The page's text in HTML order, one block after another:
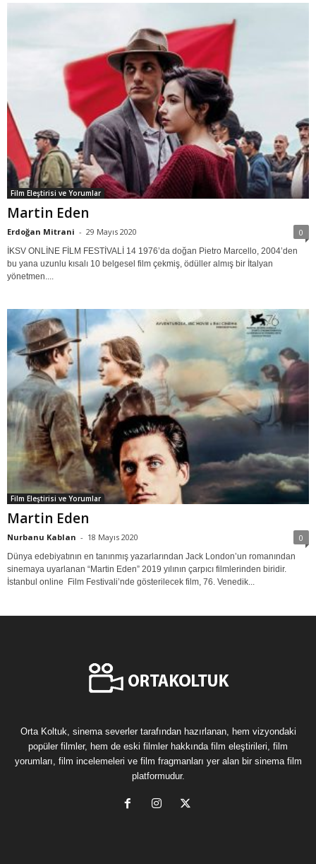
Film Eleştirisi ve Yorumlar
Martin Eden
Erdoğan Mitrani - 29 Mayıs 2020 0
İKSV ONLİNE FİLM FESTİVALİ 14 1976’da doğan Pietro Marcello, 2004’den
bu yana uzunlu kısalı 10 belgesel film çekmiş, ödüller almış bir İtalyan
yönetmen....
Film Eleştirisi ve Yorumlar
Martin Eden
Nurbanu Kablan - 18 Mayıs 2020 0
Dünya edebiyatının en tanınmış yazarlarından Jack London’un romanından
sinemaya uyarlanan “Martin Eden” 2019 yılının çarpıcı filmlerinden biridir.
İstanbul online Film Festivali’nde gösterilecek film, 76. Venedik...
Orta Koltuk, sinema severler tarafından hazırlanan, hem vizyondaki
popüler filmler, hem de eski filmler hakkında film eleştirileri, film
yorumları, film incelemeleri ve film fragmanları yer alan bir sinema film
platformudur.